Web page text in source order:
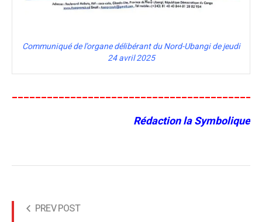
Communiqué de l’organe délibérant du Nord-Ubangi de jeudi
24 avril 2025
Rédaction la Symbolique
PREV POST